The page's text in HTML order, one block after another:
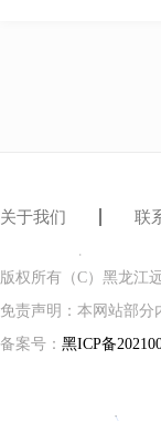
关于我们 联
版权所有（C）黑龙江
免责声明：本网站部
备案号： 黑ICP备